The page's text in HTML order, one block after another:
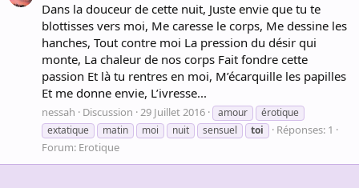
Dans la douceur de cette nuit, Juste envie que tu te
blottisses vers moi, Me caresse le corps, Me dessine les
hanches, Tout contre moi La pression du désir qui
monte, La chaleur de nos corps Fait fondre cette
passion Et là tu rentres en moi, M’écarquille les papilles
Et me donne envie, L’ivresse...
nessah Discussion 29 Juillet 2016 amour
érotique
extatique
matin moi nuit sensuel toi
Réponses: 1
Forum: Erotique